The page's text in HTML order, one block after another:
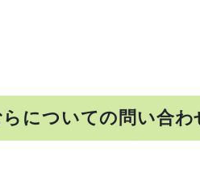
についての問い合わ